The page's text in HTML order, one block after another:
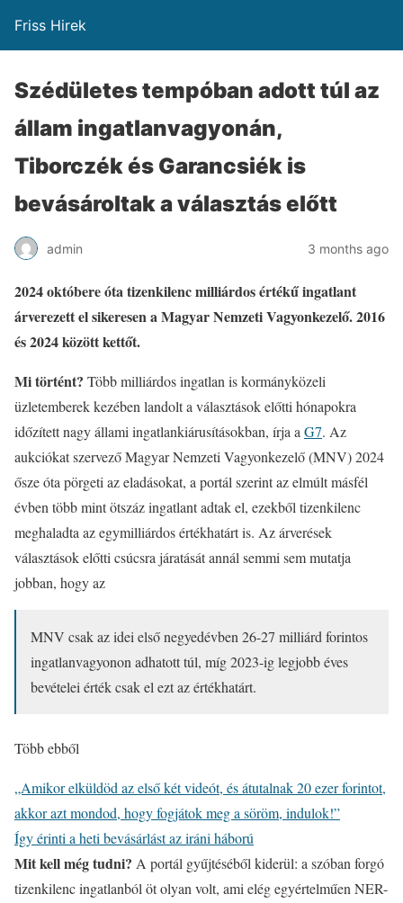
Friss Hirek
Szédületes tempóban adott túl az
állam ingatlanvagyonán,
Tiborczék és Garancsiék is
bevásároltak a választás előtt
admin 3 months ago
2024 októbere óta tizenkilenc milliárdos értékű ingatlant
árverezett el sikeresen a Magyar Nemzeti Vagyonkezelő. 2016
és 2024 között kettőt.
Mi történt? Több milliárdos ingatlan is kormányközeli
üzletemberek kezében landolt a választások előtti hónapokra
időzített nagy állami ingatlankiárusításokban, írja a G7. Az
aukciókat szervező Magyar Nemzeti Vagyonkezelő (MNV) 2024
ősze óta pörgeti az eladásokat, a portál szerint az elmúlt másfél
évben több mint ötszáz ingatlant adtak el, ezekből tizenkilenc
meghaladta az egymilliárdos értékhatárt is. Az árverések
választások előtti csúcsra járatását annál semmi sem mutatja
jobban, hogy az
MNV csak az idei első negyedévben 26-27 milliárd forintos
ingatlanvagyonon adhatott túl, míg 2023-ig legjobb éves
bevételei érték csak el ezt az értékhatárt.
Több ebből
„Amikor elküldöd az első két videót, és átutalnak 20 ezer forintot,
akkor azt mondod, hogy fogjátok meg a söröm, indulok!”
Így érinti a heti bevásárlást az iráni háború
Mit kell még tudni? A portál gyűjtéséből kiderül: a szóban forgó
tizenkilenc ingatlanból öt olyan volt, ami elég egyértelműen NER-